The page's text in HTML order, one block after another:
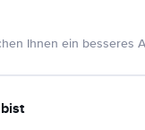
Ihnen ein besseres